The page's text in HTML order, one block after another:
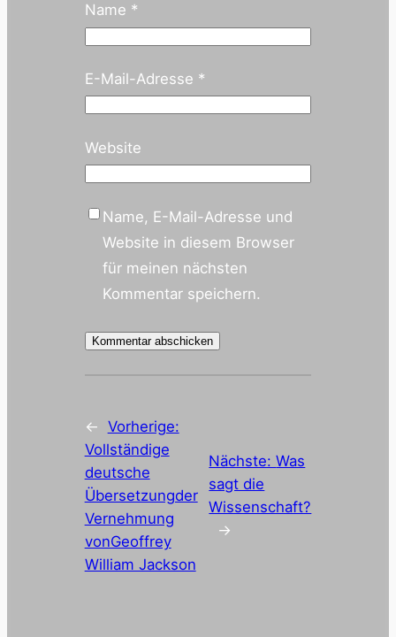
Name *
E-Mail-Adresse *
Website
Name, E-Mail-Adresse und
Website in diesem Browser
für meinen nächsten
Kommentar speichern.
← Vorherige:
Vollständige
deutsche
Übersetzungder
Vernehmung
vonGeoffrey
William Jackson
Nächste:Was
sagt die
Wissenschaft?
→